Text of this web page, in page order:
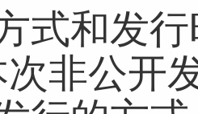
式和发
次非公开